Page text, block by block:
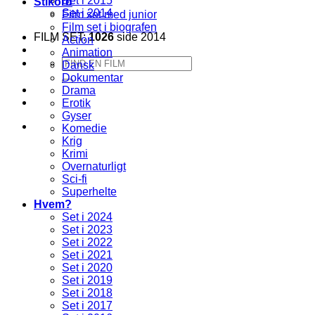
Set i 2014
FILM SET:1026 side 2014
Søg
efter:
Film set med junior
Film set i biografen
Action
Animation
Dansk
Dokumentar
Drama
Erotik
Gyser
Komedie
Krig
Krimi
Overnaturligt
Sci-fi
Superhelte
Hvem?
Set i 2024
Set i 2023
Set i 2022
Set i 2021
Set i 2020
Set i 2019
Set i 2018
Set i 2017